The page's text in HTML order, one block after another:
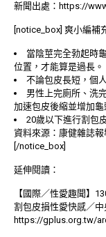
新聞出處： https://
[notice_box] 爽小編補
當陰莖完全勃起時
位置，才能算是過長。
不論包皮長短，個
男性上完廁所、洗
加速包皮後縮並增加龜
20歲以下進行割包
資料來源： 康健雜誌報
[/notice_box]
延伸閱讀：
【國際／性愛趣聞】
割包皮損性愛快感／
https://gplus.org.tw/